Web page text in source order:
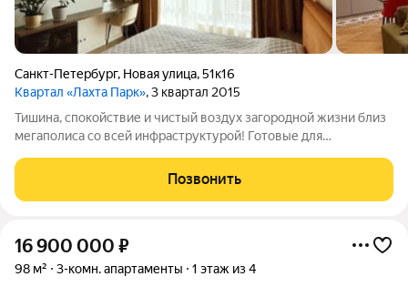
Санкт-Петербург, Новая улица,51к16
Квартал «Лахта Парк», 3 квартал 2015
Тишина, спокойствие и чистый воздух загородной жизни близ
мегаполиса со всей инфраструктурой! Готовые для
кв.м с двумя просторными балконами (11 и 6,5 кв.м - не входят
в общую площадь), гардеробной
Позвонить
16 900 000 ₽
98 м² 3-комн. апартаменты 1 этаж из 4